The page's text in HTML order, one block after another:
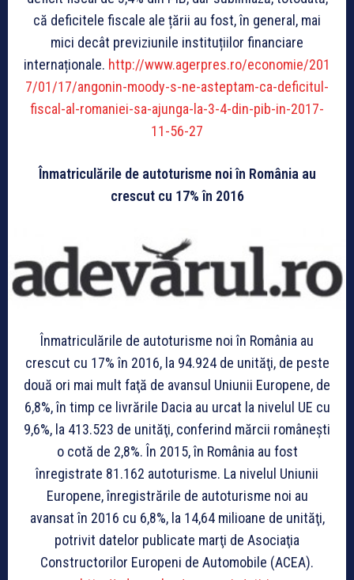
că deficitele fiscale ale țării au fost, în general, mai
mici decât previziunile instituțiilor financiare
internaționale. http://www.agerpres.ro/economie/201
7/01/17/angonin-moody-s-ne-asteptam-ca-deficitul-
fiscal-al-romaniei-sa-ajunga-la-3-4-din-pib-in-2017-
11-56-27
Înmatriculările de autoturisme noi în România au
crescut cu 17% în 2016
Înmatriculările de autoturisme noi în România au
crescut cu 17% în 2016, la 94.924 de unităţi, de peste
două ori mai mult faţă de avansul Uniunii Europene, de
6,8%, în timp ce livrările Dacia au urcat la nivelul UE cu
9,6%, la 413.523 de unităţi, conferind mărcii româneşti
o cotă de 2,8%. În 2015, în România au fost
înregistrate 81.162 autoturisme. La nivelul Uniunii
Europene, înregistrările de autoturisme noi au
avansat în 2016 cu 6,8%, la 14,64 milioane de unităţi,
potrivit datelor publicate marţi de Asociaţia
Constructorilor Europeni de Automobile (ACEA).